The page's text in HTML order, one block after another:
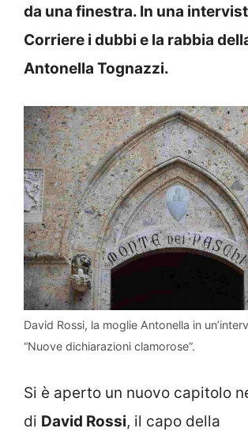
da una finestra. In una
Corriere i dubbi e la rabbia
Antonella Tognazzi.
David Rossi, la moglie Antonella in
“Nuove dichiarazioni clamorose”.
Si è aperto un nuovo capitolo
di David Rossi, il capo della